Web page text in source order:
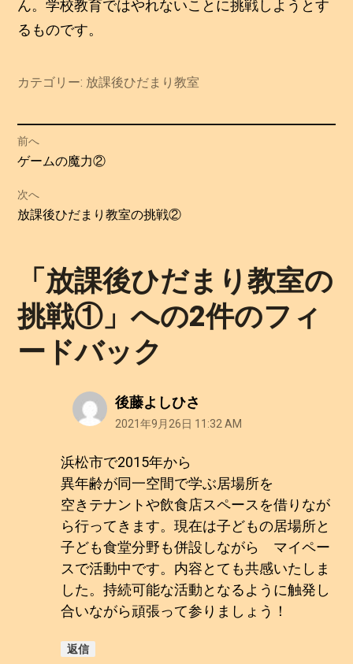
ん。学校教育ではやれないことに挑戦しようとす
るものです。
カテゴリー: 放課後ひだまり教室
投
稿
ナ
ゲ
ー
シ
前へ
過
の
投
ゲームの魔力②
次へ
次
放課後ひだまり教室の挑戦②
「 放課後ひだまり教室の
挑戦①」への2件のフィ
ードバック
後藤よしひさ
2021年9月26日 11:32 AM
浜松市で2015年から
異年齢が同一空間で学ぶ居場所を
空きテナントや飲食店スペースを借りなが
ら行ってきます。現在は子どもの居場所と
子ども食堂分野も併設しながら マイペー
スで活動中です。内容とても共感いたしま
した。持続可能な活動となるように触発し
合いながら頑張って参りましょう！
返信